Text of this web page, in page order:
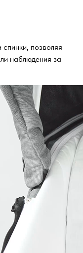
позволяя
наблюдения за